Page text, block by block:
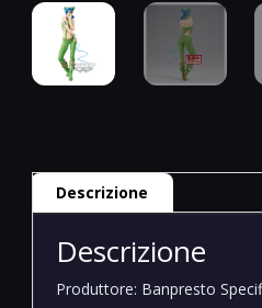
Descrizione
Descrizione
Produttore: Banpresto